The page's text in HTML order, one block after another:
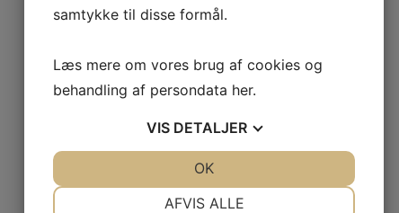
samtykke til disse formål.
Læs mere om vores brug af cookies og
behandling af persondata her.
VIS DETALJER
AFVIS ALLE
OK